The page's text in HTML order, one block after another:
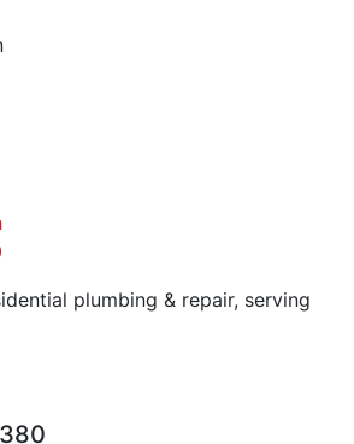
plumbing & repair, serving